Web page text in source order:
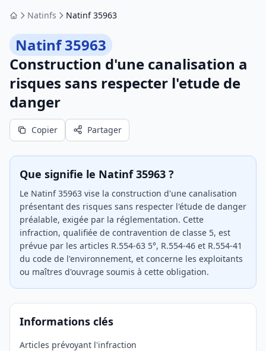
AccueilNatinfs Natinf 35963
Natinf 35963
Construction d'une canalisation a
risques sans respecter l'etude de
danger
Copier Partager
Que signifie le Natinf 35963 ?
Le Natinf 35963 vise la construction d'une canalisation
présentant des risques sans respecter l'étude de danger
préalable, exigée par la réglementation. Cette
infraction, qualifiée de contravention de classe 5, est
prévue par les articles R.554-63 5°, R.554-46 et R.554-41
du code de l'environnement, et concerne les exploitants
ou maîtres d'ouvrage soumis à cette obligation.
Informations clés
Articles prévoyant l'infraction